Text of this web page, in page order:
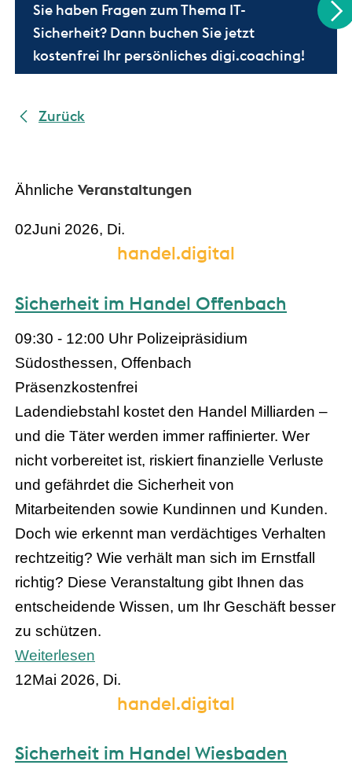
Sie haben Fragen zum Thema IT-
Sicherheit? Dann buchen Sie jetzt
kostenfrei Ihr persönliches digi.coaching!
Zurück
Ähnliche Veranstaltungen
02Juni 2026, Di.
handel.digital
Sicherheit im Handel Offenbach
09:30 - 12:00 Uhr Polizeipräsidium
Südosthessen, Offenbach
Präsenzkostenfrei
Ladendiebstahl kostet den Handel Milliarden –
und die Täter werden immer raffinierter. Wer
nicht vorbereitet ist, riskiert finanzielle Verluste
und gefährdet die Sicherheit von
Mitarbeitenden sowie Kundinnen und Kunden.
Doch wie erkennt man verdächtiges Verhalten
rechtzeitig? Wie verhält man sich im Ernstfall
richtig? Diese Veranstaltung gibt Ihnen das
entscheidende Wissen, um Ihr Geschäft besser
zu schützen.
Weiterlesen
12Mai 2026, Di.
handel.digital
Sicherheit im Handel Wiesbaden